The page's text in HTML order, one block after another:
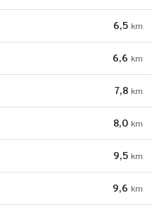
6,5 km
6,6 km
7,8 km
8,0 km
9,5 km
9,6 km